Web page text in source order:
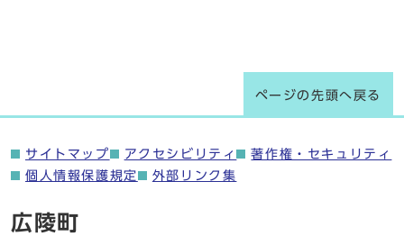
ページの先頭へ戻る
サイトマップ アクセシビリティ
著作権・セキュリティ
個人情報保護規定
外部リンク集
広陵町